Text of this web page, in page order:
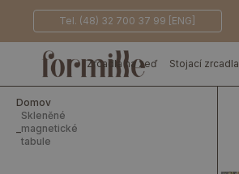
Tel. (48) 32 700 37 99 [ENG]
Zrcadla na zeď Stojací zrcadla
Domov
Skleněné
magnetické
tabule